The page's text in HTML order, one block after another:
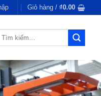
Giỏ hàng / ₫0.00
Tìm